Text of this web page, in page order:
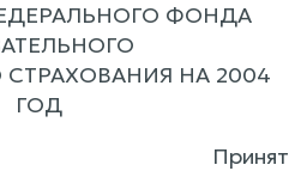
ФОНДА
НА 2004
ГОД
Принят